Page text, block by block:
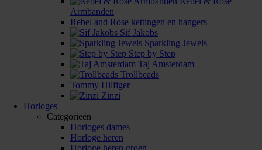
Armbanden
Rebel and Rose kettingen en hangers
Sif Jakobs
Sparkling Jewels
Step by Step
Taj Amsterdam
Trollbeads
Tommy Hilfiger
Zinzi
Horloges
Categorieën
Horloges dames
Horloge heren
Horloge heren groen